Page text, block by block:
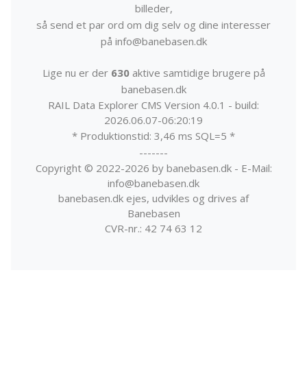
billeder,
så send et par ord om dig selv og dine interesser
på info@banebasen.dk
Lige nu er der 630aktive samtidige brugere på
banebasen.dk
RAIL Data Explorer CMS Version 4.0.1 - build:
2026.06.07-06:20:19
* Produktionstid: 3,46 ms SQL=5 *
-------
Copyright © 2022-2026 by banebasen.dk - E-Mail:
info@banebasen.dk
banebasen.dk ejes, udvikles og drives af
Banebasen
CVR-nr.: 42 74 63 12